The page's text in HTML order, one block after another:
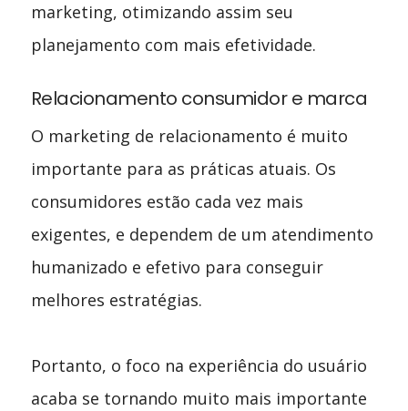
marketing, otimizando assim seu
planejamento com mais efetividade.
Relacionamento consumidor e marca
O marketing de relacionamento é muito
importante para as práticas atuais. Os
consumidores estão cada vez mais
exigentes, e dependem de um atendimento
humanizado e efetivo para conseguir
melhores estratégias.
Portanto, o foco na experiência do usuário
acaba se tornando muito mais importante